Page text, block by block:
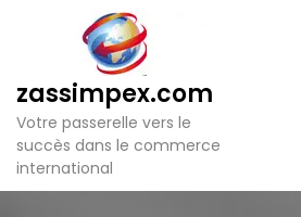
zassimpex.com
Votre passerelle vers le
succès dans le commerce
international